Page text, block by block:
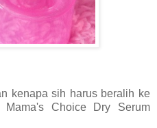
kenapa sih harus beralih ke
Mama's Choice Dry Serum